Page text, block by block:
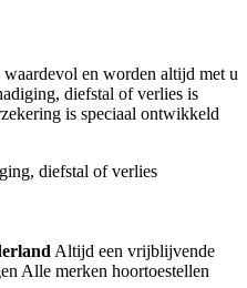
en worden altijd met u
diefstal of verlies is
is speciaal ontwikkeld
diefstal of verlies
Altijd een vrijblijvende
Alle merken hoortoestellen